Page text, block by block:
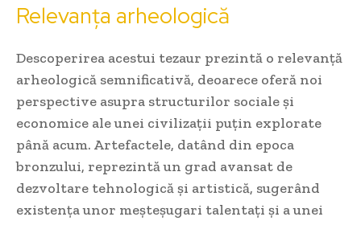
Relevanța arheologică
Descoperirea acestui tezaur prezintă o relevanță
arheologică semnificativă, deoarece oferă noi
perspective asupra structurilor sociale și
economice ale unei civilizații puțin explorate
până acum. Artefactele, datând din epoca
bronzului, reprezintă un grad avansat de
dezvoltare tehnologică și artistică, sugerând
existența unor meșteșugari talentați și a unei